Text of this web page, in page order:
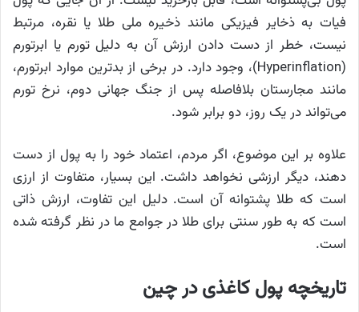
فیات به ذخایر فیزیکی مانند ذخیره ملی طلا یا نقره، مرتبط
نیست، خطر از دست دادن ارزش آن به دلیل تورم یا ابرتورم
(Hyperinflation)، وجود دارد. در برخی از بدترین موارد ابرتورم،
مانند مجارستان بلافاصله پس از جنگ جهانی دوم، نرخ تورم
می‌تواند در یک روز، دو برابر شود.
علاوه بر این موضوع، اگر مردم، اعتماد خود را به پول از دست
دهند، دیگر ارزشی نخواهد داشت. این بسیار، متفاوت از ارزی
است که طلا پشتوانه آن است. دلیل این تفاوت، ارزش ذاتی
است که به طور سنتی برای طلا در جوامع ما در نظر گرفته شده
است.
تاریخچه پول کاغذی در چین